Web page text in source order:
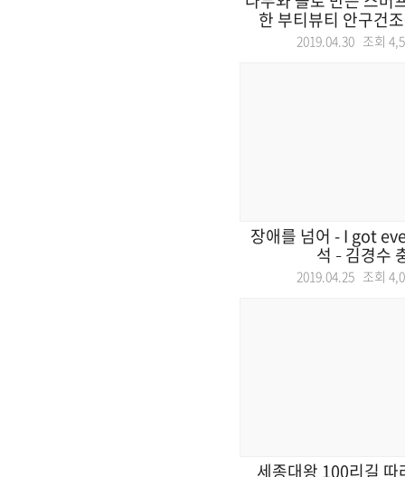
한 부티뷰티 안구건
2019.04.30 조회
장애를 넘어 - I got
석 – 김경수
2019.04.25 조회
세종대왕 100리길